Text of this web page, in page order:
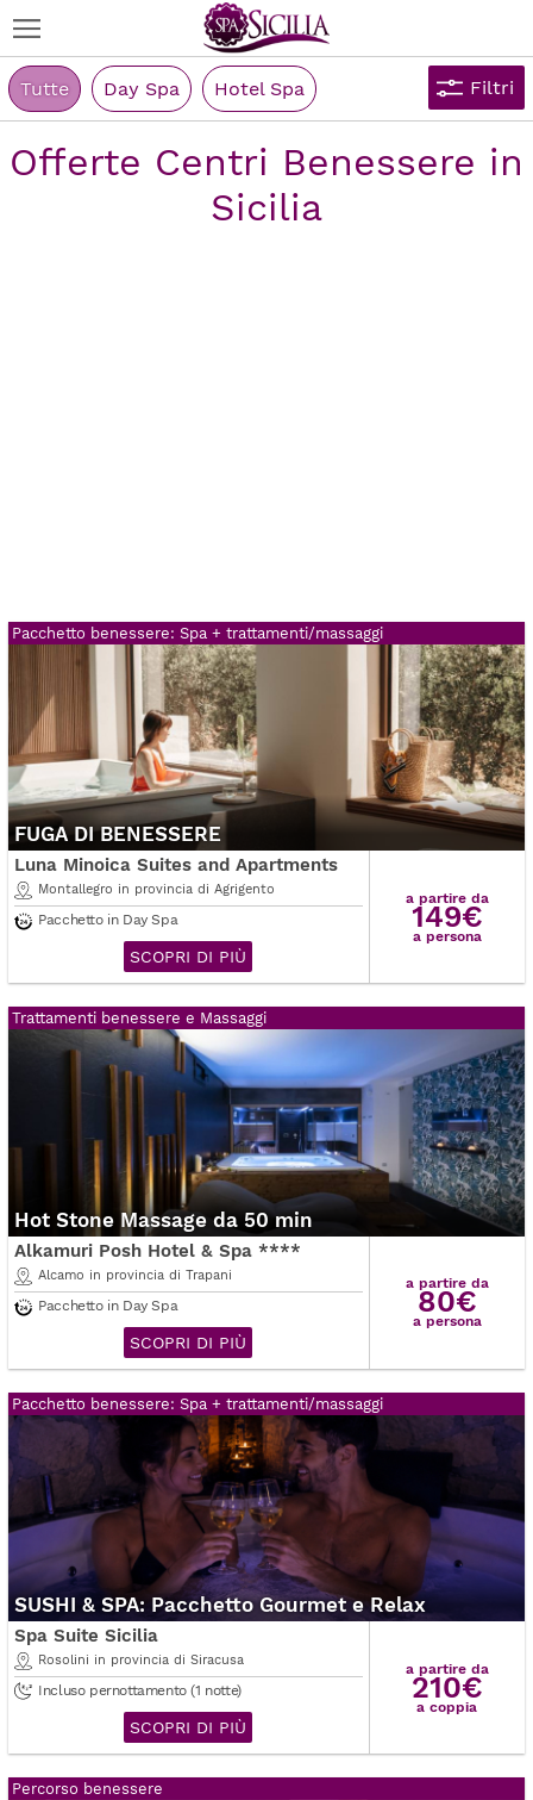
Offerte Centri Benessere in
Sicilia
Pacchetto benessere: Spa + trattamenti/massaggi
FUGA DI BENESSERE
Luna Minoica Suites and Apartments
Montallegro in provincia di Agrigento
Pacchetto in Day Spa
SCOPRI DI PIÙ
a partire da
149€
a persona
Trattamenti benessere e Massaggi
Hot Stone Massage da 50 min
Alkamuri Posh Hotel & Spa ****
Alcamo in provincia di Trapani
Pacchetto in Day Spa
SCOPRI DI PIÙ
a partire da
80€
a persona
Pacchetto benessere: Spa + trattamenti/massaggi
SUSHI & SPA: Pacchetto Gourmet e Relax
Spa Suite Sicilia
Rosolini in provincia di Siracusa
Incluso pernottamento (1 notte)
SCOPRI DI PIÙ
a partire da
210€
a coppia
Percorso benessere
Tutte Day Spa Hotel Spa Filtri